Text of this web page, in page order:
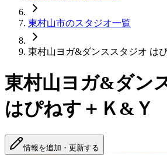
東村山市のスタジオ一覧
東村山ヨガ&ダンススタジオ は
東村山ヨガ&ダン
はぴねす＋Ｋ&Ｙ
情報を追加・更新する